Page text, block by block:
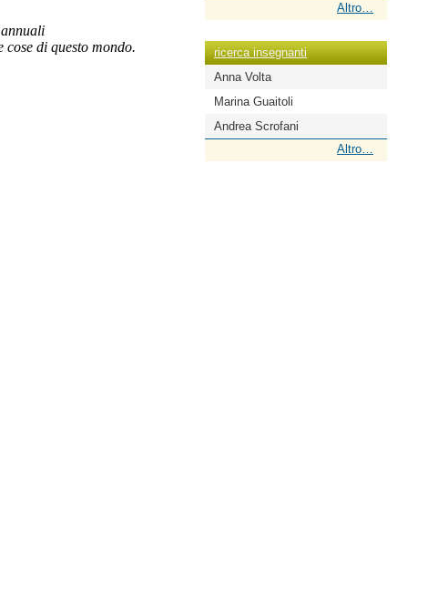
di questo mondo.
operatori
-
Altro…
ricerca insegnanti
Anna Volta
Marina Guaitoli
Andrea Scrofani
insegnanti
Altro…